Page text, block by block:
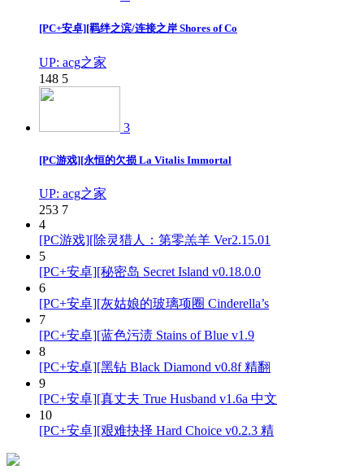
[PC+安卓][羁绊之滨/连接之岸 Shores of Co
UP: acg之家
148 5
3
[PC游戏][永恒的欠损 La Vitalis Immortal
UP: acg之家
253 7
4
[PC游戏][除灵猎人：第零羔羊 Ver2.15.01
5
[PC+安卓][秘密岛 Secret Island v0.18.0.0
6
[PC+安卓][灰姑娘的玻璃项圈 Cinderella’s
7
[PC+安卓][蓝色污渍 Stains of Blue v1.9
8
[PC+安卓][黑钻 Black Diamond v0.8f 精翻
9
[PC+安卓][真丈夫 True Husband v1.6a 中文
10
[PC+安卓][艰难抉择 Hard Choice v0.2.3 精